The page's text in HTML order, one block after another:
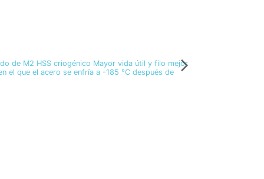
de M2 HSS criogénico Mayor vida útil y filo mejor
el que el acero se enfría a -185 °C después de